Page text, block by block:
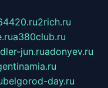
2rich.ru
a380club.ru
jun.ruadonyev.ru
belgorod-day.ru